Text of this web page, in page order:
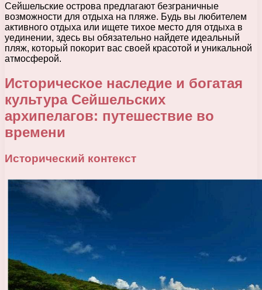
Сейшельские острова предлагают безграничные
возможности для отдыха на пляже. Будь вы любителем
активного отдыха или ищете тихое место для отдыха в
уединении, здесь вы обязательно найдете идеальный
пляж, который покорит вас своей красотой и уникальной
атмосферой.
Историческое наследие и богатая
культура Сейшельских
архипелагов: путешествие во
времени
Исторический контекст